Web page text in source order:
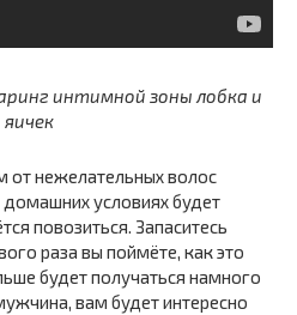
интимной зоны лобка и
яичек
от нежелательных волос
домашних условиях будет
повозиться. Запаситесь
раза вы поймёте, как это
будет получаться намного
вам будет интересно